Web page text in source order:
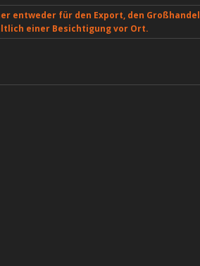
entweder für den Export, den Großhandel
einer Besichtigung vor Ort.